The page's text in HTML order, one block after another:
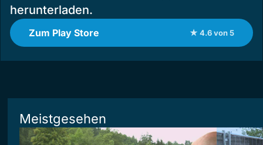
herunterladen.
Zum Play Store ★ 4.6 von 5
Meistgesehen